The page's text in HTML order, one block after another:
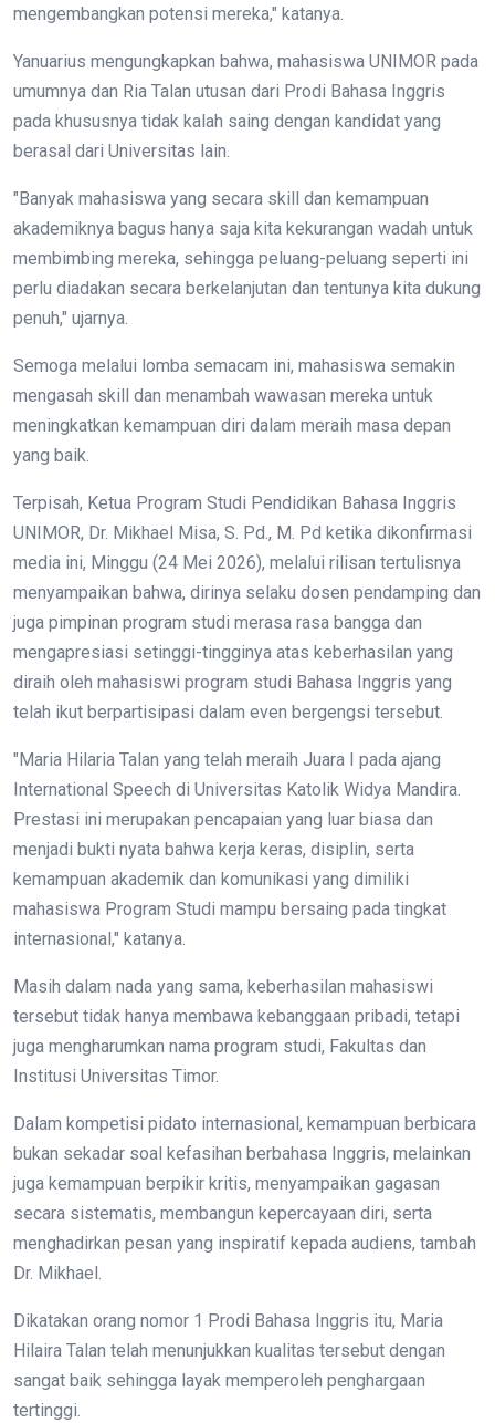
mengembangkan potensi mereka," katanya.
Yanuarius mengungkapkan bahwa, mahasiswa UNIMOR pada
umumnya dan Ria Talan utusan dari Prodi Bahasa Inggris
pada khususnya tidak kalah saing dengan kandidat yang
berasal dari Universitas lain.
"Banyak mahasiswa yang secara skill dan kemampuan
akademiknya bagus hanya saja kita kekurangan wadah untuk
membimbing mereka, sehingga peluang-peluang seperti ini
perlu diadakan secara berkelanjutan dan tentunya kita dukung
penuh," ujarnya.
Semoga melalui lomba semacam ini, mahasiswa semakin
mengasah skill dan menambah wawasan mereka untuk
meningkatkan kemampuan diri dalam meraih masa depan
yang baik.
Terpisah, Ketua Program Studi Pendidikan Bahasa Inggris
UNIMOR, Dr. Mikhael Misa, S. Pd., M. Pd ketika dikonfirmasi
media ini, Minggu (24 Mei 2026), melalui rilisan tertulisnya
menyampaikan bahwa, dirinya selaku dosen pendamping dan
juga pimpinan program studi merasa rasa bangga dan
mengapresiasi setinggi-tingginya atas keberhasilan yang
diraih oleh mahasiswi program studi Bahasa Inggris yang
telah ikut berpartisipasi dalam even bergengsi tersebut.
"Maria Hilaria Talan yang telah meraih Juara I pada ajang
International Speech di Universitas Katolik Widya Mandira.
Prestasi ini merupakan pencapaian yang luar biasa dan
menjadi bukti nyata bahwa kerja keras, disiplin, serta
kemampuan akademik dan komunikasi yang dimiliki
mahasiswa Program Studi mampu bersaing pada tingkat
internasional," katanya.
Masih dalam nada yang sama, keberhasilan mahasiswi
tersebut tidak hanya membawa kebanggaan pribadi, tetapi
juga mengharumkan nama program studi, Fakultas dan
Institusi Universitas Timor.
Dalam kompetisi pidato internasional, kemampuan berbicara
bukan sekadar soal kefasihan berbahasa Inggris, melainkan
juga kemampuan berpikir kritis, menyampaikan gagasan
secara sistematis, membangun kepercayaan diri, serta
menghadirkan pesan yang inspiratif kepada audiens, tambah
Dr. Mikhael.
Dikatakan orang nomor 1 Prodi Bahasa Inggris itu, Maria
Hilaira Talan telah menunjukkan kualitas tersebut dengan
sangat baik sehingga layak memperoleh penghargaan
tertinggi.